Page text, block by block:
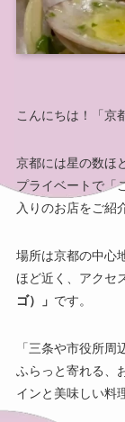
こんにちは！「京
京都には星の数ほ
プライベートで「
入りのお店をご紹
場所は京都の中心
ほど近く、アクセ
ゴ）」 です。
「三条や市役所
ふらっと寄れる、
インと美味しい料